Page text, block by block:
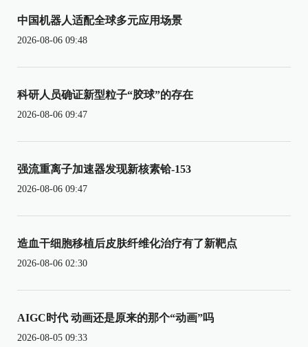
中国机器人适配全球多元应用场景
2026-08-06 09:48
科研人员确证新型粒子“胶球”的存在
2026-08-06 09:47
强流重离子加速器发现新核素铪-153
2026-08-06 09:47
造血干细胞移植后皮肤纤维化治疗有了新靶点
2026-08-06 02:30
AIGC时代 动画还是原来的那个“动画”吗
2026-08-05 09:33